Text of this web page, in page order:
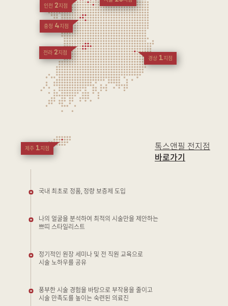
인천 2지점
충청 4지점
전라 2지점
경상 1지점
제주 1지점
톡스앤필 전지점
바로가기
국내 최초로 정품, 정량 보증제 도입
나의 얼굴을 분석하여 최적의 시술만을 제안하는
쁘띠 스타일리스트
정기적인 원장 세미나 및 전 직원 교육으로
시술 노하우를 공유
풍부한 시술 경험을 바탕으로 부작용을 줄이고
시술 만족도를 높이는 숙련된 의료진